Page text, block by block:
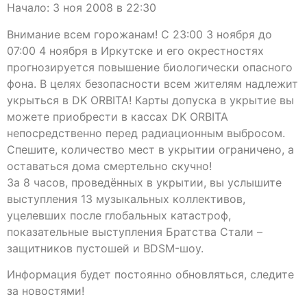
Начало: 3 ноя 2008 в 22:30
Внимание всем горожанам! С 23:00 3 ноября до
07:00 4 ноября в Иркутске и его окрестностях
прогнозируется повышение биологически опасного
фона. В целях безопасности всем жителям надлежит
укрыться в DK ORBITA! Карты допуска в укрытие вы
можете приобрести в кассах DK ORBITA
непосредственно перед радиационным выбросом.
Спешите, количество мест в укрытии ограничено, а
оставаться дома смертельно скучно!
За 8 часов, проведённых в укрытии, вы услышите
выступления 13 музыкальных коллективов,
уцелевших после глобальных катастроф,
показательные выступления Братства Стали –
защитников пустошей и BDSM-шоу.
Информация будет постоянно обновляться, следите
за новостями!